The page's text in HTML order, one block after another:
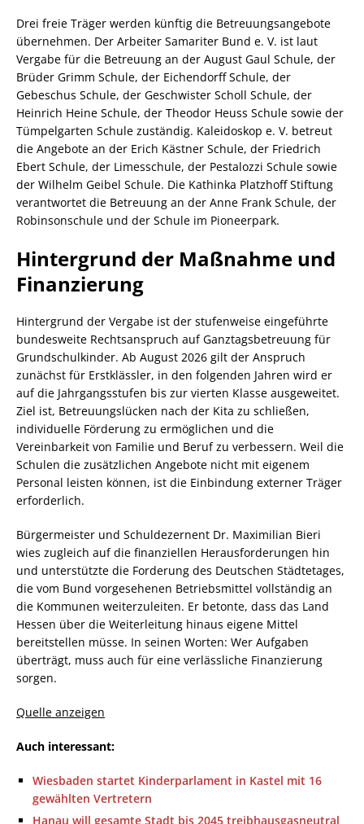
Drei freie Träger werden künftig die Betreuungsangebote
übernehmen. Der Arbeiter Samariter Bund e. V. ist laut
Vergabe für die Betreuung an der August Gaul Schule, der
Brüder Grimm Schule, der Eichendorff Schule, der
Gebeschus Schule, der Geschwister Scholl Schule, der
Heinrich Heine Schule, der Theodor Heuss Schule sowie der
Tümpelgarten Schule zuständig. Kaleidoskop e. V. betreut
die Angebote an der Erich Kästner Schule, der Friedrich
Ebert Schule, der Limesschule, der Pestalozzi Schule sowie
der Wilhelm Geibel Schule. Die Kathinka Platzhoff Stiftung
verantwortet die Betreuung an der Anne Frank Schule, der
Robinsonschule und der Schule im Pioneerpark.
Hintergrund der Maßnahme und
Finanzierung
Hintergrund der Vergabe ist der stufenweise eingeführte
bundesweite Rechtsanspruch auf Ganztagsbetreuung für
Grundschulkinder. Ab August 2026 gilt der Anspruch
zunächst für Erstklässler, in den folgenden Jahren wird er
auf die Jahrgangsstufen bis zur vierten Klasse ausgeweitet.
Ziel ist, Betreuungslücken nach der Kita zu schließen,
individuelle Förderung zu ermöglichen und die
Vereinbarkeit von Familie und Beruf zu verbessern. Weil die
Schulen die zusätzlichen Angebote nicht mit eigenem
Personal leisten können, ist die Einbindung externer Träger
erforderlich.
Bürgermeister und Schuldezernent Dr. Maximilian Bieri
wies zugleich auf die finanziellen Herausforderungen hin
und unterstützte die Forderung des Deutschen Städtetages,
die vom Bund vorgesehenen Betriebsmittel vollständig an
die Kommunen weiterzuleiten. Er betonte, dass das Land
Hessen über die Weiterleitung hinaus eigene Mittel
bereitstellen müsse. In seinen Worten: Wer Aufgaben
überträgt, muss auch für eine verlässliche Finanzierung
sorgen.
Quelle anzeigen
Auch interessant:
Wiesbaden startet Kinderparlament in Kastel mit 16
gewählten Vertretern
Hanau will gesamte Stadt bis 2045 treibhausgasneutral